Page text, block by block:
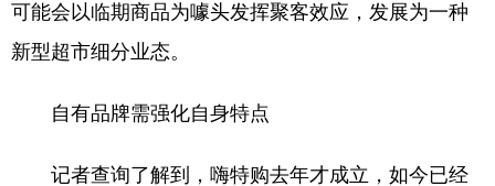
可能会以临期商品为噱头发挥聚客效应，发展为一种
新型超市细分业态。
自有品牌需强化自身特点
记者查询了解到，嗨特购去年才成立，如今已经